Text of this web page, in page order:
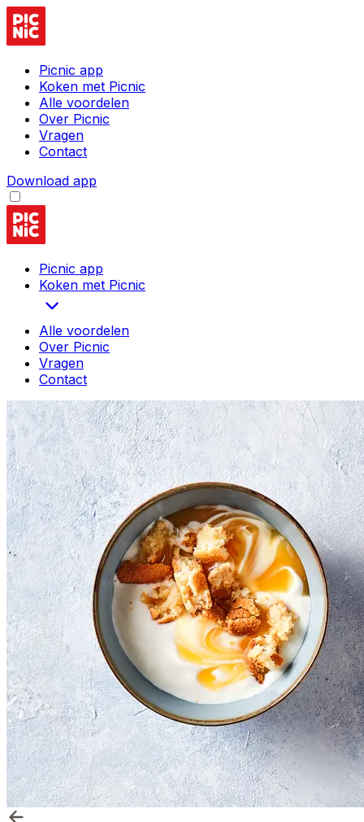
Picnic app
Koken met Picnic
Alle voordelen
Over Picnic
Vragen
Contact
Download app
Picnic app
Koken met Picnic
Alle voordelen
Over Picnic
Vragen
Contact